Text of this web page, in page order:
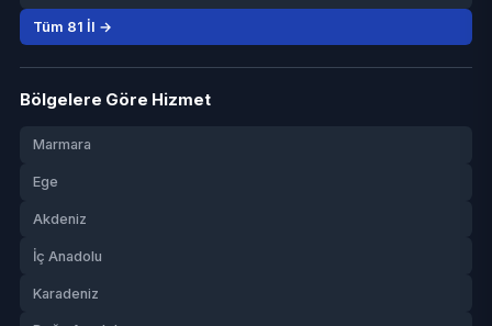
Tüm 81 İl →
Bölgelere Göre Hizmet
Marmara
Ege
Akdeniz
İç Anadolu
Karadeniz